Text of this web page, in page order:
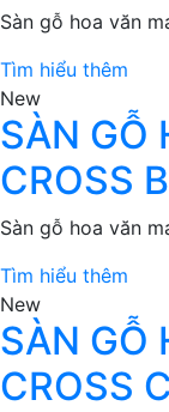
Sàn gỗ hoa văn
Tìm hiểu thêm
New
SÀN GỖ
CROSS B
Sàn gỗ hoa văn
Tìm hiểu thêm
New
SÀN GỖ
CROSS C